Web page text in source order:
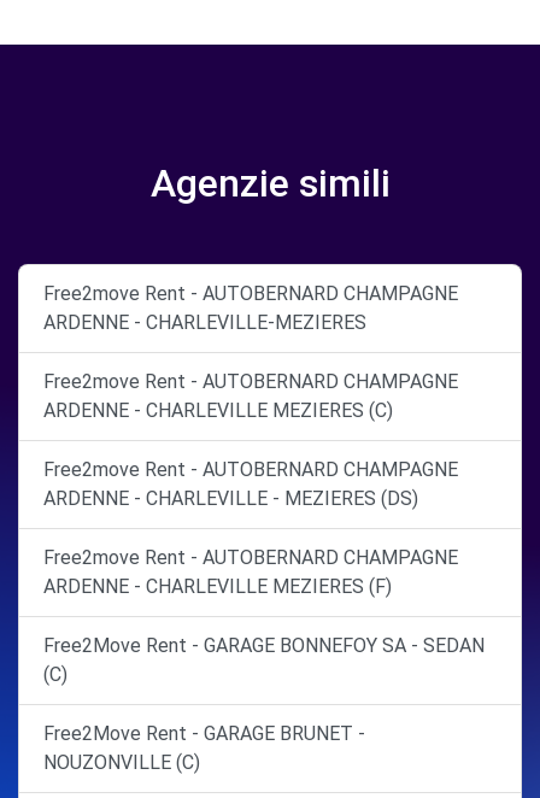
Agenzie simili
Free2move Rent - AUTOBERNARD CHAMPAGNE
ARDENNE - CHARLEVILLE-MEZIERES
Free2move Rent - AUTOBERNARD CHAMPAGNE
ARDENNE - CHARLEVILLE MEZIERES (C)
Free2move Rent - AUTOBERNARD CHAMPAGNE
ARDENNE - CHARLEVILLE - MEZIERES (DS)
Free2move Rent - AUTOBERNARD CHAMPAGNE
ARDENNE - CHARLEVILLE MEZIERES (F)
Free2Move Rent - GARAGE BONNEFOY SA - SEDAN
(C)
Free2Move Rent - GARAGE BRUNET -
NOUZONVILLE (C)